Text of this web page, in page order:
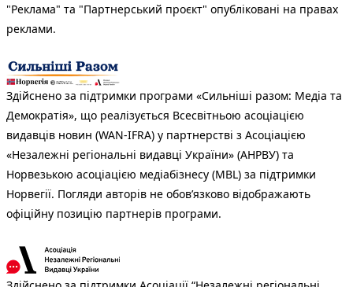
"Реклама" та "Партнерський проєкт" опубліковані на правах
реклами.
Здійснено за підтримки програми «Сильніші разом: Медіа та
Демократія», що реалізується Всесвітньою асоціацією
видавців новин (WAN-IFRA) у партнерстві з Асоціацією
«Незалежні регіональні видавці України» (АНРВУ) та
Норвезькою асоціацією медіабізнесу (MBL) за підтримки
Норвегії. Погляди авторів не обов’язково відображають
офіційну позицію партнерів програми.